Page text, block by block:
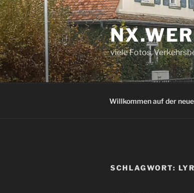
Zum
Inhalt
springen
viele Fotos,
Willkommen auf der
SCHLAGWORT: